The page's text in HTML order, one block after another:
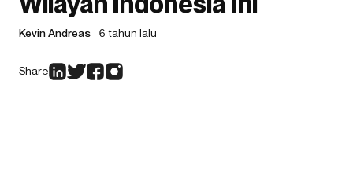
Kevin Andreas 6 tahun lalu
Share